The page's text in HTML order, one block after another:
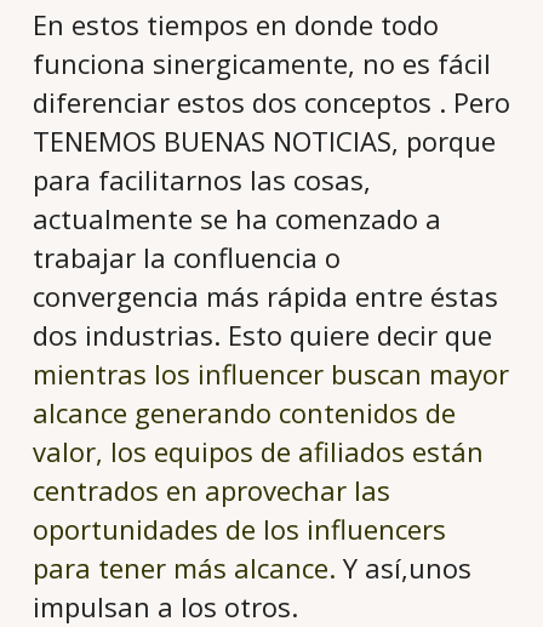
En estos tiempos en donde todo
funciona sinergicamente, no es fácil
diferenciar estos dos conceptos . Pero
TENEMOS BUENAS NOTICIAS, porque
para facilitarnos las cosas,
actualmente se ha comenzado a
trabajar la confluencia o
convergencia más rápida entre éstas
dos industrias. Esto quiere decir que
mientras los influencer buscan mayor
alcance generando contenidos de
valor, los equipos de afiliados están
centrados en aprovechar las
oportunidades de los influencers
para tener más alcance. Y así,unos
impulsan a los otros.